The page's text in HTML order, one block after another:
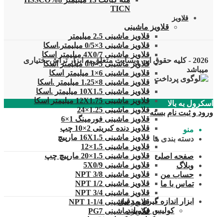
TICN
قلاویز
قلاویز ماشینی
قلاویز ماشینی 2.5 میلیمتر
قلاویز ماشینی 3×0/5 میلیمتر.اسکا
قلاویز ماشینی 4X0/7 میلیمتر اسکا
قلاویز ماشینی 5×0/8 میلیمتر اسکا
قلاویز ماشینی 6×1 میلیمتر اسکا
قلاویز ماشینی 8×1.25 میلیمتر .اسکا
قلاویز ماشینی 10X1.5 میلیمتر .اسکا
قلاویز ماشینی 12X1.75 میلیمتر اسکا
قلاویز ماشینی 1.25×24
قلاویز ماشینی فورمینگ 1×6
قلاویز دنده کبریتی 2×10 چپ
قلاویز ماشینی 16X1.5 مارپیچ
قلاویز ماشینی 1.5×12
قلاویز ماشینی 1.5×20 مارپیچ چپ
قلاویز ماشینی 5X0/9
قلاویز ماشینی 3/8 NPT
قلاویز ماشینی 1/2 NPT
قلاویز ماشینی 3/4 NPT
قلاویز ماشینی 1/4-1 NPT
قلاویز ماشینی PG7
2026 - کلیه حقوق این وبسایت متعلق به ابزار تراش بختیاری
میباشد
اسکرول به بالا
ورود و ثبت نام بسته
منو
دسته بندی ها
صفحه اصلی
وبلاگ
حساب من
تماس با ما
ابزار اندازه گیری و دقیق
کولیس فک بلند